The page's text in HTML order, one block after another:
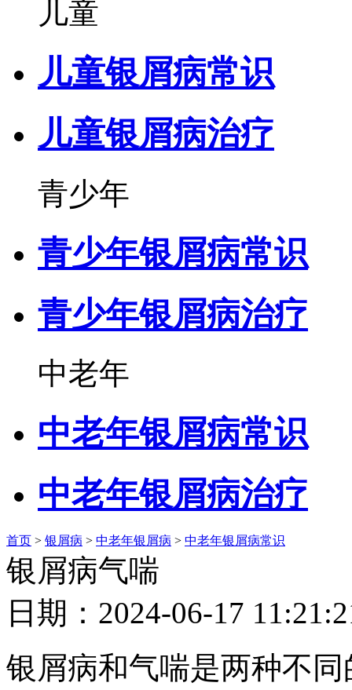
儿童
儿童银屑病常识
儿童银屑病治疗
青少年
青少年银屑病常识
青少年银屑病治疗
中老年
中老年银屑病常识
中老年银屑病治疗
首页 > 银屑病 > 中老年银屑病 > 中老年银屑病常识
银屑病气喘
日期：2024-06-17
银屑病和气喘是两种不